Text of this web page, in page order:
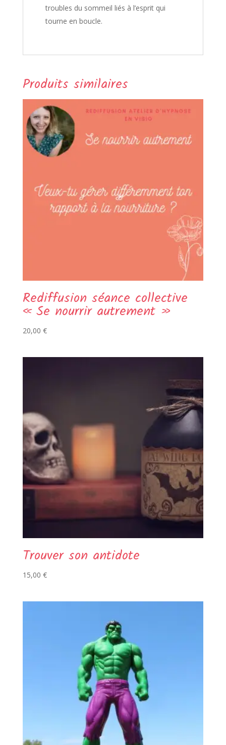
troubles du sommeil liés à l’esprit qui
tourne en boucle.
Produits similaires
Rediffusion séance collective
« Se nourrir autrement »
20,00 €
Trouver son antidote
15,00 €